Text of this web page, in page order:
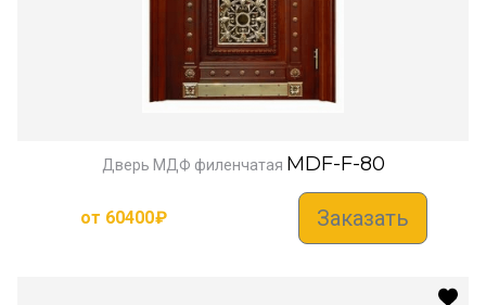
Дверь МДФ филенчатая MDF-F-80
от 60400₽ Заказать